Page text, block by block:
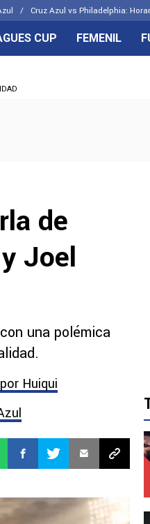
Cruz Azul vs Philadelphia:
CUP FEMENIL
de
Joel
una polémica
Huiqui